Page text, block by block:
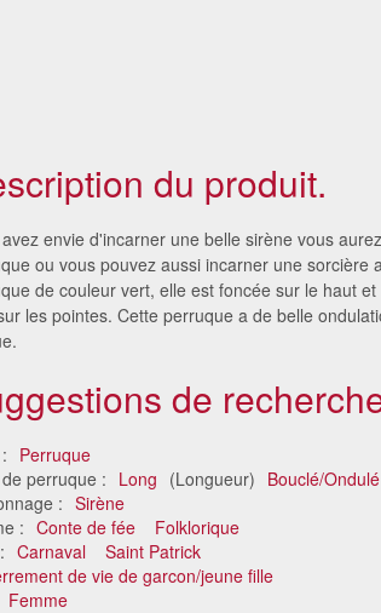
du produit.
envie d'incarner une belle sirène vous
ou vous pouvez aussi incarner une sorcière
de couleur vert, elle est foncée sur le haut
les pointes. Cette perruque a de belle
de
Perruque
perruque :
Long (Longueur) Bouclé/Ondulé
: Sirène
: Conte de fée
Folklorique
Carnaval
Saint Patrick
de vie de garcon/jeune fille
Femme
perruque teintes de
vert, ondulée
25 €